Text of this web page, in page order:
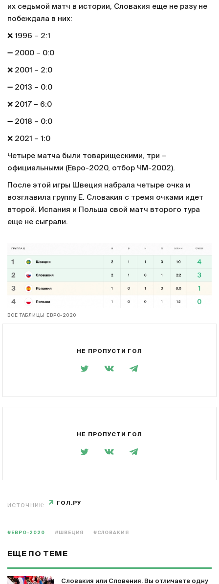
их седьмой матч в истории, Словакия еще не разу не
побеждала в них:
❌ 1996 – 2:1
➖ 2000 – 0:0
❌ 2001 – 2:0
➖ 2013 – 0:0
❌ 2017 – 6:0
➖ 2018 – 0:0
❌ 2021 – 1:0
Четыре матча были товарищескими, три –
официальными (Евро-2020, отбор ЧМ-2002).
После этой игры Швеция набрала четыре очка и
возглавила группу Е. Словакия с тремя очками идет
второй. Испания и Польша свой матч второго тура
еще не сыграли.
ВСЕ ТАБЛИЦЫ ЕВРО-2020
НЕ ПРОПУСТИ ГОЛ
НЕ ПРОПУСТИ ГОЛ
ИСТОЧНИК: ГОЛ.РУ
#ЕВРО-2020 #ШВЕЦИЯ #СЛОВАКИЯ
ЕЩЕ ПО ТЕМЕ
Словакия или Словения. Вы отличаете одну